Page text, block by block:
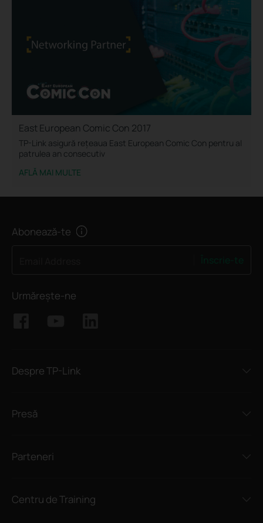
East European Comic Con 2017
TP-Link asigură rețeaua East European Comic Con pentru al
patrulea an consecutiv
AFLĂ MAI MULTE
Abonează-te
Urmărește-ne
Despre TP-Link
Presă
Parteneri
Centru de Training